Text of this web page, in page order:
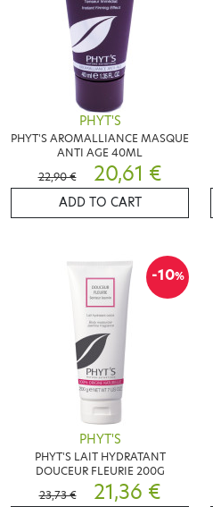
PHYT'S
PHYT'S AROMALLIANCE MASQUE
ANTI AGE 40ML
22,90 €
20,61 €
ADD TO CART
-10%
PHYT'S
PHYT'S LAIT HYDRATANT
DOUCEUR FLEURIE 200G
23,73 €
21,36 €